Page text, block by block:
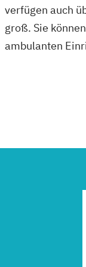
verfügen auch
groß. Sie
ambulanten